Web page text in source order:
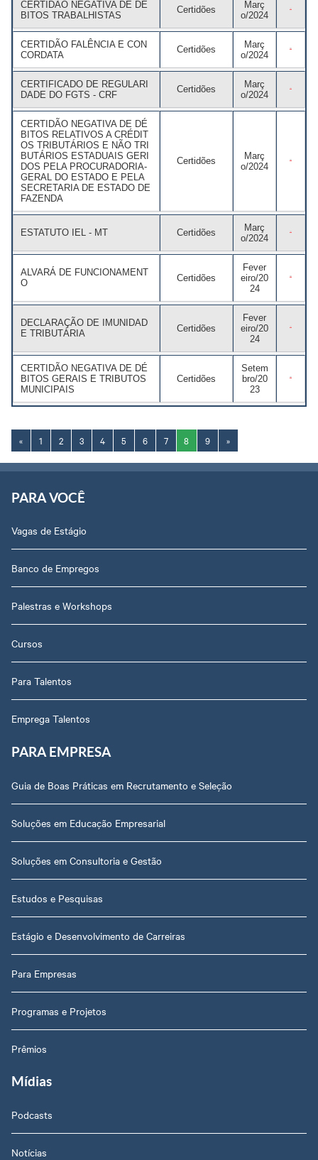
CERTIDÃO NEGATIVA DE DÉ
BITOS TRABALHISTAS
Certidões
Març
o/2024
CERTIDÃO FALÊNCIA E CON
CORDATA
Certidões
Març
o/2024
CERTIFICADO DE REGULARI
DADE DO FGTS - CRF
Certidões
Març
o/2024
CERTIDÃO NEGATIVA DE DÉ
BITOS RELATIVOS A CRÉDIT
OS TRIBUTÁRIOS E NÃO TRI
BUTÁRIOS ESTADUAIS GERI
DOS PELA PROCURADORIA-
GERAL DO ESTADO E PELA
SECRETARIA DE ESTADO DE
FAZENDA
Certidões
Març
o/2024
ESTATUTO IEL - MT Certidões
Març
o/2024
ALVARÁ DE FUNCIONAMENT
O
Certidões
Fever
eiro/20
24
DECLARAÇÃO DE IMUNIDAD
E TRIBUTÁRIA
Certidões
Fever
eiro/20
24
CERTIDÃO NEGATIVA DE DÉ
BITOS GERAIS E TRIBUTOS
MUNICIPAIS
Certidões
Setem
bro/20
23
« 1 2 3 4 5 6 7 8 9 »
PARA VOCÊ
Vagas de Estágio
Banco de Empregos
Palestras e Workshops
Cursos
Para Talentos
Emprega Talentos
PARA EMPRESA
Guia de Boas Práticas em Recrutamento e Seleção
Soluções em Educação Empresarial
Soluções em Consultoria e Gestão
Estudos e Pesquisas
Estágio e Desenvolvimento de Carreiras
Para Empresas
Programas e Projetos
Prêmios
Mídias
Podcasts
Notícias